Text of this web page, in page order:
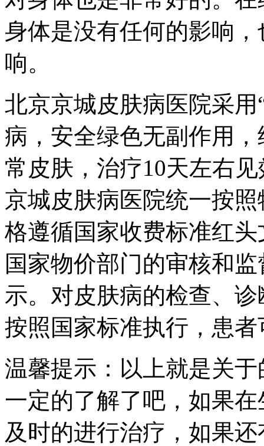
身体是没有任何的影响
响。
北京京城皮肤病医院采
病，安全绿色无副作用
常皮肤，治疗10天左右
京城皮肤病医院统一按
格遵循国家收费标准红
国家物价部门的审核和
示。对皮肤病的检查、
按照国家标准执行，患
温馨提示：以上就是关
一定的了解了吧，如果
及时的进行治疗，如果